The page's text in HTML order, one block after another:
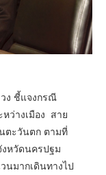
ง ชี้แจงกรณี
ว่างเมือง สาย
ตะวันตก ตามที่
หวัดนครปฐม
มากเดินทางไป